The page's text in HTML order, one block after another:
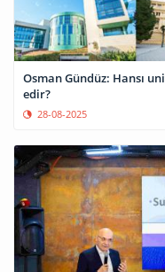
Osman Gündüz: Hansı
edir?
28-08-2025